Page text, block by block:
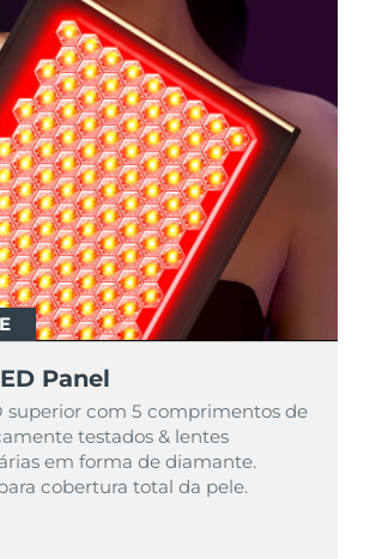
Panel
superior com 5 comprimentos de
testados & lentes
em forma de diamante.
cobertura total da pele.